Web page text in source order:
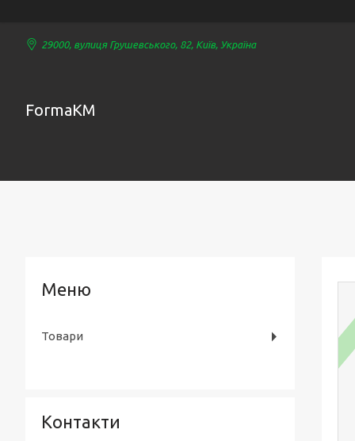
29000, вулиця Грушевського, 82, Київ, Україна
FormaKM
Товари
Контакти